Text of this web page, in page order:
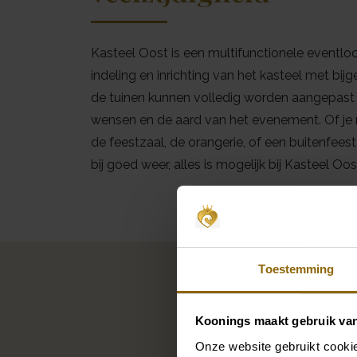
Toestemming
Koonings maakt gebruik
Onze website gebruikt
Kasteel Oost is een multifunctionele
indeling en inrichting van het kasteel met
de tuinen kunnen volledig worden
wensen en de aard van het evenement. Of je
de feestzaal, de orangerie, of een
bij goed weer, alles is mogelijk bij Kasteel